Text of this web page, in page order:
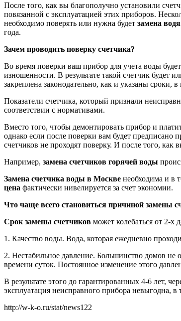
После того, как вы благополучно установили
повязанной с эксплуатацией этих приборов.
необходимо поверять или нужна будет замена
года.
Зачем проводить поверку счетчика?
Во время поверки ваш прибор для учета воды
изношенности. В результате такой счетчик будет
закреплена законодательно, как и указаны сроки,
Показатели счетчика, который признали
соответствии с нормативами.
Вместо того, чтобы демонтировать прибор и
однако если после поверки вам будет предписано
счетчиков не проходят поверку. И после того, как
Например, замена счетчиков горячей воды
Замена счетчика воды в Москве необходима и в
цена фактически нивелируется за счет экономии.
Что чаще всего становиться причиной замены
Срок замены счетчиков может колебаться от 2-х
1. Качество воды. Вода, которая ежедневно
2. Нестабильное давление. Большинство домов не
времени суток. Постоянное изменение этого
В результате этого до гарантированных 4-6 лет,
эксплуатация неисправного прибора невыгодна, в
http://w-k-o.ru/stat/news122